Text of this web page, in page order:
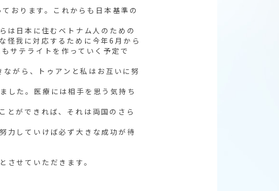
おります。これからも日本基準の
は日本に住むベトナム人のための
怪我に対応するために今年6月から
サテライトを作っていく予定で
がら、トゥアンと私はお互いに努
した。医療には相手を思う気持ち
とができれば、それは両国のさら
力していけば必ず大きな成功が待
させていただきます。